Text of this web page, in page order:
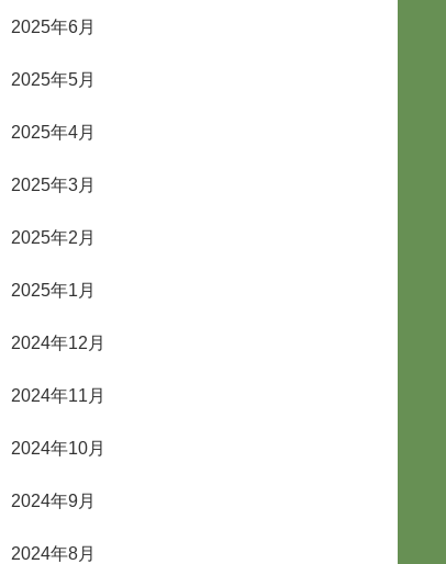
2025年6月
2025年5月
2025年4月
2025年3月
2025年2月
2025年1月
2024年12月
2024年11月
2024年10月
2024年9月
2024年8月